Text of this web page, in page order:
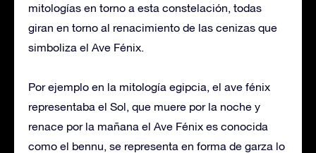
mitologías en torno a esta constelación, todas
giran en torno al renacimiento de las cenizas que
simboliza el Ave Fénix.
Por ejemplo en la mitología egipcia, el ave fénix
representaba el Sol, que muere por la noche y
renace por la mañana el Ave Fénix es conocida
como el bennu, se representa en forma de garza lo